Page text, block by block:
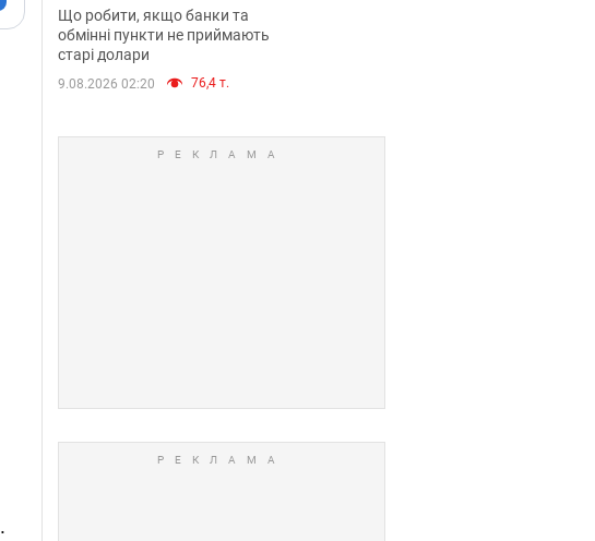
.
та банки такі купюри
Що робити, якщо банки та
обмінні пункти не приймають
старі долари
9.08.2026 02:20 76,4 т.